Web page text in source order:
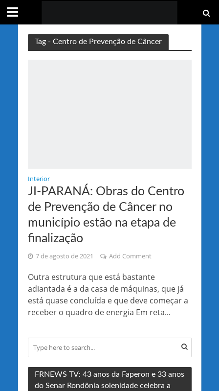
Tag - Centro de Prevenção de Câncer
Interior
JI-PARANÁ: Obras do Centro
de Prevenção de Câncer no
município estão na etapa de
finalização
7 de agosto de 2021 Add Comment
Outra estrutura que está bastante
adiantada é a da casa de máquinas, que já
está quase concluída e que deve começar a
receber o quadro de energia Em reta...
FRNEWS TV: 43 anos da Faperon e 33 anos
do Senar Rondônia solenidade celebra a